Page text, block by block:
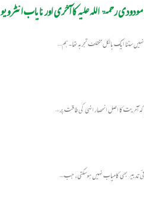
رحمۃاللہ علیہ کا آخری اور نایاب انٹرویو
سننا ایک بالکل مختلف تجربہ تھا۔ ہم…
آمریت کا اصل انحصار انہی کی طاقت پر…
تدبیر بھی کامیاب نہیں ہوسکتی، جب…